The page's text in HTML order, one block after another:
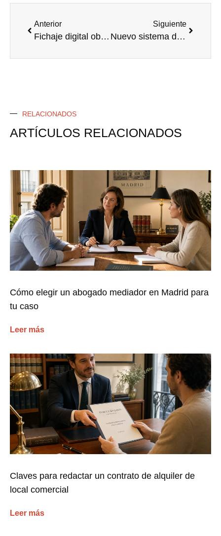
Anterior
Fichaje digital obligatorio para empresas en 2025 ¡¡ Evita Multas !!
Siguiente
Nuevo sistema de facturación por medios informáticos. Facturación electrónica
RELACIONADOS
ARTÍCULOS RELACIONADOS
Cómo elegir un abogado mediador en Madrid para
tu caso
Leer más
Claves para redactar un contrato de alquiler de
local comercial
Leer más